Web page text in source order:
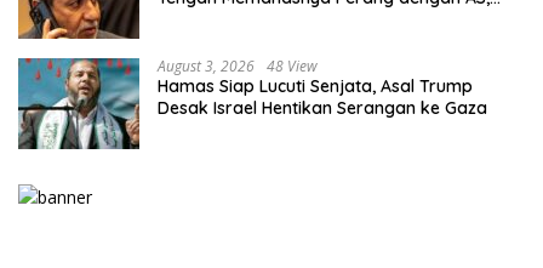
August 3, 2026 48 View
Hamas Siap Lucuti Senjata, Asal Trump
Desak Israel Hentikan Serangan ke Gaza